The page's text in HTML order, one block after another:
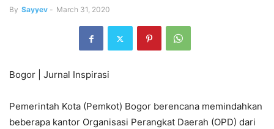
By Sayyev - March 31, 2020
Bogor | Jurnal Inspirasi
Pemerintah Kota (Pemkot) Bogor berencana memindahkan
beberapa kantor Organisasi Perangkat Daerah (OPD) dari